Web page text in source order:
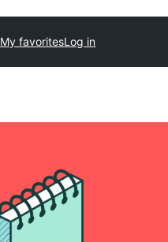
My favoritesLog in